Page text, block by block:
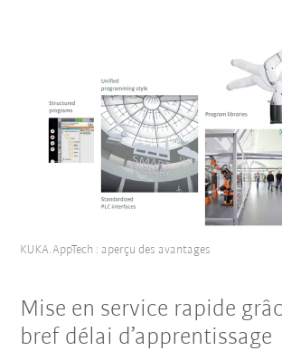
KUKA.AppTech : aperçu des avantages
Mise en service rapide
bref délai d’apprentissage